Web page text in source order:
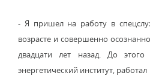
- Я пришел на работу в
возрасте и совершенно
двадцати лет назад. До
энергетический институт,